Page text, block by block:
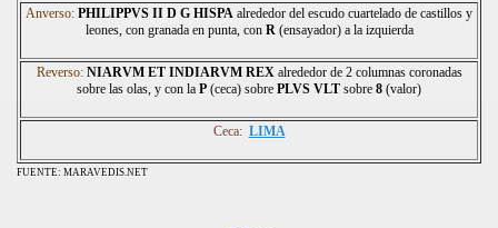
Anverso: PHILIPPVS II D G HISPA alrededor del escudo cuartelado de castillos y
leones, con granada en punta, con R (ensayador) a la izquierda
Reverso: NIARVM ET INDIARVM REX alrededor de 2 columnas coronadas
sobre las olas, y con la P (ceca) sobre PLVS VLT sobre 8 (valor)
Ceca: LIMA
FUENTE: MARAVEDIS.NET